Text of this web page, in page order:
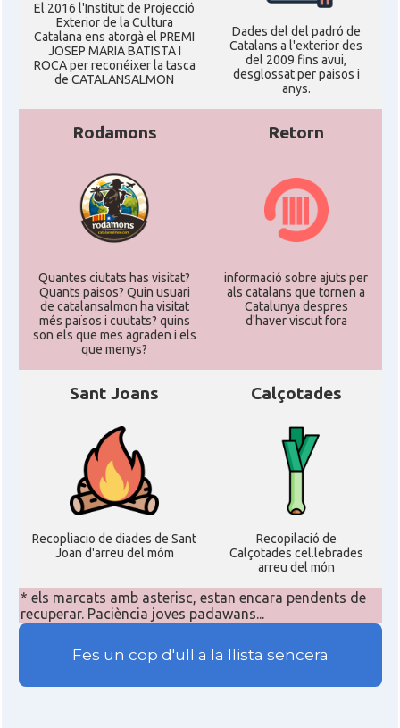
El 2016 l'Institut de Projecció
Exterior de la Cultura
Catalana ens atorgà el PREMI
JOSEP MARIA BATISTA I
ROCA per reconéixer la tasca
de CATALANSALMON
Dades del del padró de
Catalans a l'exterior des
del 2009 fins avui,
desglossat per paisos i
anys.
Rodamons
Quantes ciutats has visitat?
Quants paisos? Quin usuari
de catalansalmon ha visitat
més països i cuutats? quins
son els que mes agraden i els
que menys?
Retorn
informació sobre ajuts per
als catalans que tornen a
Catalunya despres
d'haver viscut fora
Sant Joans
Recopliacio de diades de Sant
Joan d'arreu del móm
Calçotades
Recopilació de
Calçotades cel.lebrades
arreu del món
* els marcats amb asterisc, estan encara pendents de
recuperar. Paciència joves padawans...
Fes un cop d'ull a la llista sencera